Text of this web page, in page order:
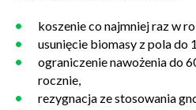
koszenie co najmniej raz w
usunięcie biomasy z pola do
ograniczenie nawożenia do
rocznie,
rezygnacja ze stosowania